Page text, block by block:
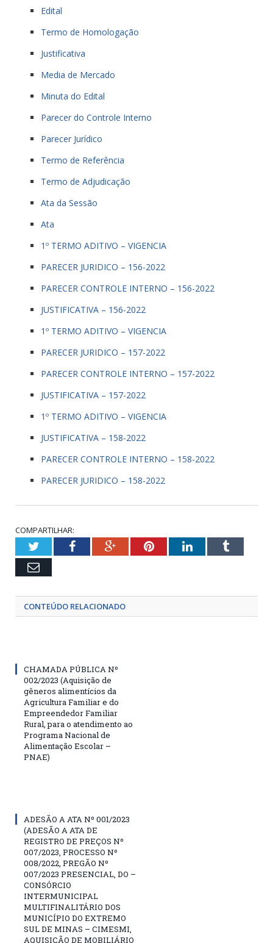
Edital
Termo de Homologação
Justificativa
Media de Mercado
Minuta do Edital
Parecer do Controle Interno
Parecer Jurídico
Termo de Referência
Termo de Adjudicação
Ata da Sessão
Ata
1º TERMO ADITIVO – VIGENCIA
PARECER JURIDICO – 156-2022
PARECER CONTROLE INTERNO – 156-2022
JUSTIFICATIVA – 156-2022
1º TERMO ADITIVO – VIGENCIA
PARECER JURIDICO – 157-2022
PARECER CONTROLE INTERNO – 157-2022
JUSTIFICATIVA – 157-2022
1º TERMO ADITIVO – VIGENCIA
JUSTIFICATIVA – 158-2022
PARECER CONTROLE INTERNO – 158-2022
PARECER JURIDICO – 158-2022
COMPARTILHAR:
TwitterFacebookGoogle+PinterestLinkedInTumblr
Email
CONTEÚDO RELACIONADO
CHAMADA PÚBLICA Nº
002/2023 (Aquisição de
gêneros alimentícios da
Agricultura Familiar e do
Empreendedor Familiar
Rural, para o atendimento ao
Programa Nacional de
Alimentação Escolar –
PNAE)
ADESÃO A ATA Nº 001/2023
(ADESÃO A ATA DE
REGISTRO DE PREÇOS Nº
007/2023, PROCESSO Nº
008/2022, PREGÃO Nº
007/2023 PRESENCIAL, DO –
CONSÓRCIO
INTERMUNICIPAL
MULTIFINALITÁRIO DOS
MUNICÍPIO DO EXTREMO
SUL DE MINAS – CIMESMI,
AQUISIÇÃO DE MOBILIÁRIO